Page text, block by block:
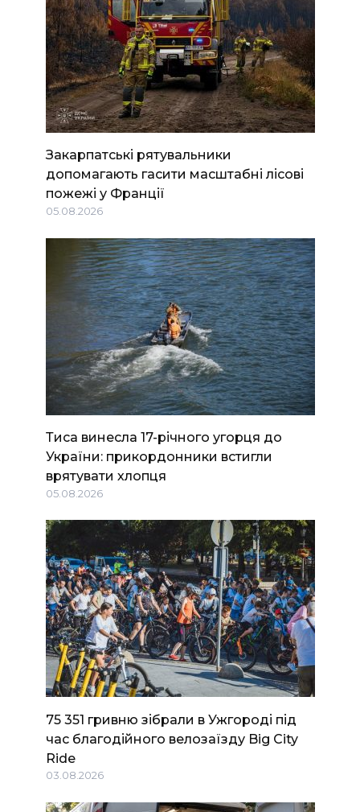
Закарпатські рятувальники
допомагають гасити масштабні лісові
пожежі у Франції
05.08.2026
Тиса винесла 17-річного угорця до
України: прикордонники встигли
врятувати хлопця
05.08.2026
75 351 гривню зібрали в Ужгороді під
час благодійного велозаїзду Big Сity
Ride
03.08.2026